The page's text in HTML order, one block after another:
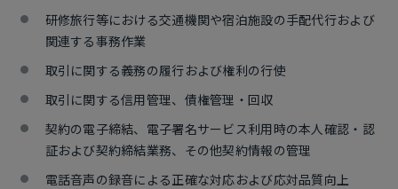
研修旅行等における交通機関や宿泊施設の手配代行および
関連する事務作業
取引に関する義務の履行および権利の行使
取引に関する信用管理、債権管理・回収
契約の電子締結、電子署名サービス利用時の本人確認・認
証および契約締結業務、その他契約情報の管理
電話音声の録音による正確な対応および応対品質向上